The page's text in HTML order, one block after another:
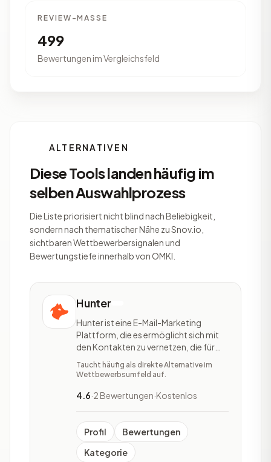
REVIEW-MASSE
499
Bewertungen im Vergleichsfeld
ALTERNATIVEN
Diese Tools landen häufig im
selben Auswahlprozess
Die Liste priorisiert nicht blind nach Beliebigkeit,
sondern nach thematischer Nähe zu Snov.io,
sichtbaren Wettbewerbersignalen und
Bewertungstiefe innerhalb von OMKI.
Hunter
Hunter ist eine E-Mail-Marketing
Plattform, die es ermöglicht sich mit
den Kontakten zu vernetzen, die für
sich und das Unternehmen relevant
sind. Mit dem Tool lassen sich E-mail-
finden, und E-Mail-Adressen
durch seine transpa
Taucht häufig als direkte Alternative im
Wettbewerbsumfeld auf.
4.6·2 Bewertungen·Kostenlos
Profil
Bewertungen
Kategorie